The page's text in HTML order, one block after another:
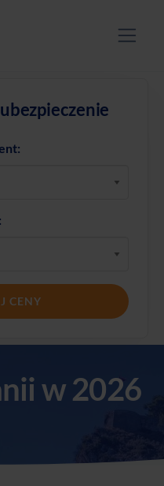
CENY
w 2026